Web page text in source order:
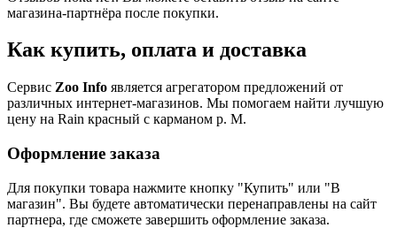
магазина-партнёра после покупки.
Как купить, оплата и доставка
Сервис Zoo Info является агрегатором предложений от
различных интернет-магазинов. Мы помогаем найти лучшую
цену на Rain красный с карманом р. M.
Оформление заказа
Для покупки товара нажмите кнопку "Купить" или "В
магазин". Вы будете автоматически перенаправлены на сайт
партнера, где сможете завершить оформление заказа.